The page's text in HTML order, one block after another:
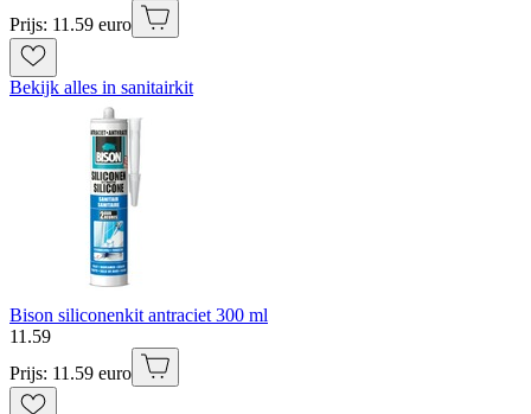
Prijs: 11.59 euro
Bekijk alles in sanitairkit
Bison siliconenkit antraciet 300 ml
11.59
Prijs: 11.59 euro